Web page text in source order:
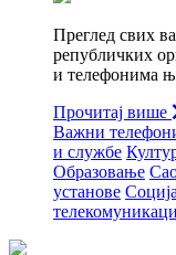
Преглед свих
републичких
и телефонима
Прочитај више
Важни
и службе
Образовање
установе